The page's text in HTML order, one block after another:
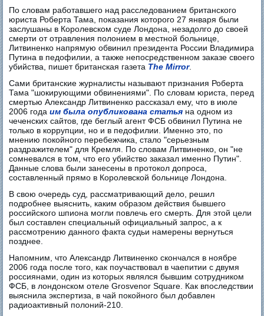
По словам работавшего над расследованием британского
юриста Роберта Тама, показания которого 27 января были
заслушаны в Королевском суде Лондона, незадолго до своей
смерти от отравления полонием в местной больнице,
Литвиненко напрямую обвинил президента России Владимира
Путина в педофилии, а также непосредственном заказе своего
убийства, пишет британская газета The Mirror.
Сами британские журналисты называют признания Роберта
Тама "шокирующими обвинениями". По словам юриста, перед
смертью Александр Литвиненко рассказал ему, что в июле
2006 годаим была опубликована статья на одном из
чеченских сайтов, где беглый агент ФСБ обвинил Путина не
только в коррупции, но и в педофилии. Именно это, по
мнению покойного перебежчика, стало "серьезным
раздражителем" для Кремля. По словам Литвиненко, он "не
сомневался в том, что его убийство заказал именно Путин".
Данные слова были занесены в протокол допроса,
составленный прямо в Королевской больнице Лондона.
В свою очередь суд, рассматривающий дело, решил
подробнее выяснить, каким образом действия бывшего
российского шпиона могли повлечь его смерть. Для этой цели
был составлен специальный официальный запрос, а к
рассмотрению данного факта судьи намерены вернуться
позднее.
Напомним, что Александр Литвиненко скончался в ноябре
2006 года после того, как поучаствовал в чаепитии с двумя
россиянами, один из которых являлся бывшим сотрудником
ФСБ, в лондонском отеле Grosvenor Square. Как впоследствии
выяснила экспертиза, в чай покойного был добавлен
радиоактивный полоний-210.